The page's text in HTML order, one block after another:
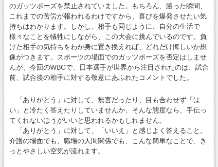
のガッツポーズを禁止されていました。もちろん、勝った瞬間、
これまでの苦労が報われるわけですから、喜びを爆発させたい気
持ちはわかります。しかし、相手も同じように、自分の生活で
様々なことを犠牲にしながら、この大会に挑んでいるのです。負
けた相手の気持ちをわが身に置き換えれば、どれだけ悔しいか想
像がつきます。スポーツの場面でのガッツポーズを否定はしませ
んが、今回のWBCで、日本選手が世界から注目されたのは、試合
前、試合後の相手に対する敬意にあふれたコメントでした。
「ありがとう」に対して、無言だったり、目も合わせず「は
い」と冷たく答えたりしていませんか。そんな態度なら、手伝っ
てくれないほうがいいと思われるかもしれません。
「ありがとう」に対して、「いいえ」と感じよく答えること。
介護の場面でも、職場の人間関係でも、こんな簡単なことで、き
っとやさしい空気が流れます。